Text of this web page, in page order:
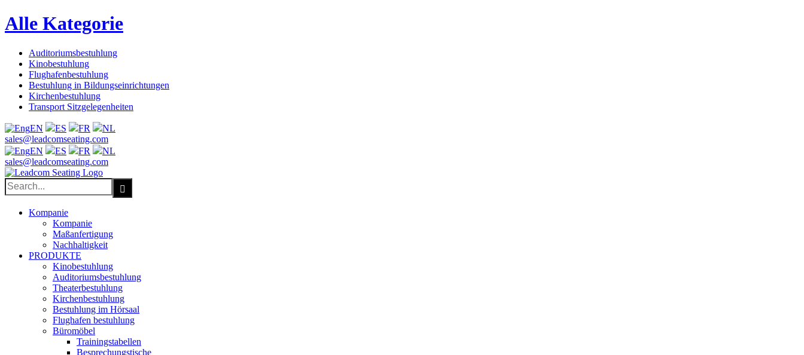
Alle Kategorie
Auditoriumsbestuhlung
Kinobestuhlung
Flughafenbestuhlung
Bestuhlung in Bildungseinrichtungen
Kirchenbestuhlung
Transport Sitzgelegenheiten
EN ES FR
NL
Facebook
X
LinkedIn
YouTube
sales@leadcomseating.com
EN
ES FR
NL
sales@leadcomseating.com
Search
for:
Kompanie
Kompanie
Maßanfertigung
Nachhaltigkeit
PRODUKTE
Kinobestuhlung
Auditoriumsbestuhlung
Theaterbestuhlung
Kirchenbestuhlung
Bestuhlung im Hörsaal
Flughafen bestuhlung
Büromöbel
Trainingstabellen
Besprechungstische